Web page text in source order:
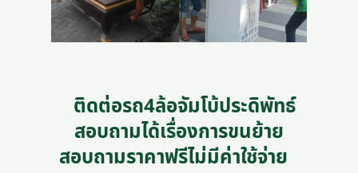
ติดต่อรถ4ล้อจัมโบ้ประดิพัทธ์
สอบถามได้เรื่องการขนย้าย
สอบถามราคาฟรีไม่มีค่าใช้จ่าย